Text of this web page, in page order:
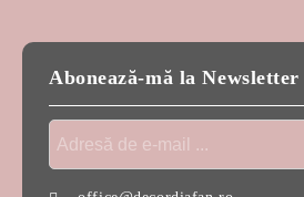
Abonează-mă la Newsletter